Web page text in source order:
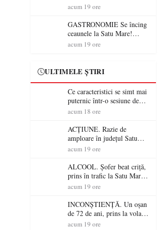
din România (PRIMER):
energie electrică a fabricilor
de medicamente va pune în
pericol accesul pacienților la
medicamente esențiale
acum 19 ore
GASTRONOMIE Se încing
ceaunele la Satu Mare!
Concursul „Veress Ádám”
jurat de renume
acum 19 ore
ULTIMELE ȘTIRI
Ce caracteristici se simt mai
puternic într-o sesiune de
distracție la sloturi online:
RTP?
acum 18 ore
ACȚIUNE. Razie de
amploare în județul Satu
Mare! Polițiștii au dat sute
șoferi fără permis într-o
singură zi
acum 19 ore
ALCOOL. Șofer beat criță,
prins în trafic la Satu Mare!
Alcoolemie uriașă
acum 19 ore
INCONȘTIENȚĂ. Un oșan
de 72 de ani, prins la volan
fără permis! Polițiștii l-au
acum 19 ore